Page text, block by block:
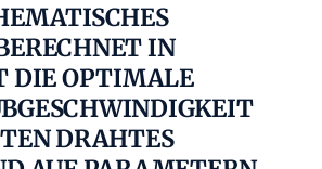
IN
DIE OPTIMALE
DRAHTES